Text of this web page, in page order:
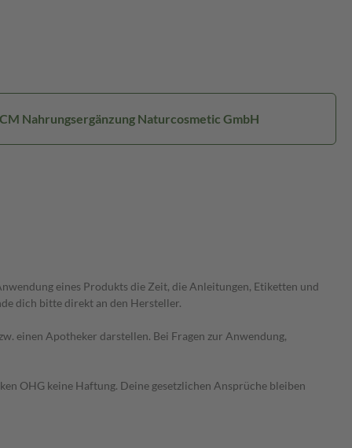
Nahrungsergänzung Naturcosmetic GmbH
eines Produkts die Zeit, die Anleitungen, Etiketten und
dich bitte direkt an den Hersteller.
einen Apotheker darstellen. Bei Fragen zur Anwendung,
OHG keine Haftung. Deine gesetzlichen Ansprüche bleiben